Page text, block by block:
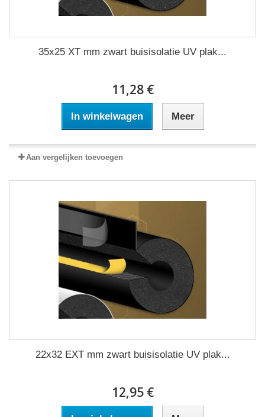
35x25 XT mm zwart buisisolatie UV plak...
11,28 €
In winkelwagen Meer
Aan vergelijken toevoegen
22x32 EXT mm zwart buisisolatie UV plak...
12,95 €